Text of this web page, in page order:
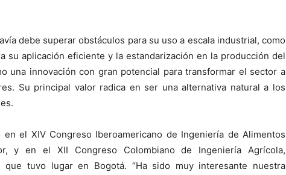
debe superar obstáculos para su uso a escala industrial, como
su aplicación eficiente y la estandarización en la producción del
una innovación con gran potencial para transformar el sector a
Su principal valor radica en ser una alternativa natural a los
el XIV Congreso Iberoamericano de Ingeniería de Alimentos
y en el XII Congreso Colombiano de Ingeniería Agrícola,
que tuvo lugar en Bogotá. “Ha sido muy interesante nuestra